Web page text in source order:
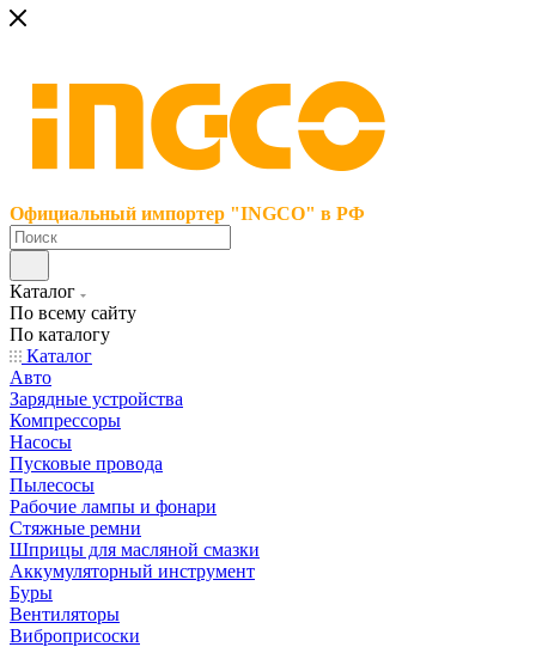
Официальный импортер "INGCO" в РФ
Каталог
По всему сайту
По каталогу
Каталог
Авто
Зарядные устройства
Компрессоры
Насосы
Пусковые провода
Пылесосы
Рабочие лампы и фонари
Стяжные ремни
Шприцы для масляной смазки
Аккумуляторный инструмент
Буры
Вентиляторы
Виброприсоски